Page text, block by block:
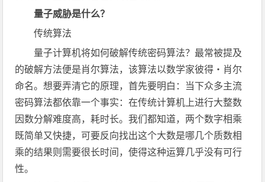
量子威胁是什么？
传统算法
量子计算机将如何破解传统密码算法？最常被提及
的破解方法便是肖尔算法，该算法以数学家彼得・肖尔
命名。想要弄清它的原理，首先要明白：当下众多主流
密码算法都依靠一个事实：在传统计算机上进行大整数
因数分解难度高，耗时长。我们都知道，两个数字相乘
既简单又快捷，可要反向找出这个大数是哪几个质数相
乘的结果则需要很长时间，使得这种运算几乎没有可行
性。